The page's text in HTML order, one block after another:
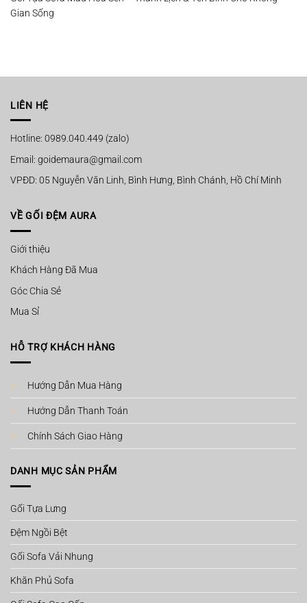
Gian Sống
LIÊN HỆ
Hotline: 0989.040.449 (zalo)
Email: goidemaura@gmail.com
VPĐD: 05 Nguyễn Văn Linh, Bình Hưng, Bình Chánh, Hồ Chí Minh
VỀ GỐI ĐỆM AURA
Giới thiệu
Khách Hàng Đã Mua
Góc Chia Sẻ
Mua Sỉ
HỖ TRỢ KHÁCH HÀNG
Hướng Dẫn Mua Hàng
Hướng Dẫn Thanh Toán
Chính Sách Giao Hàng
DANH MỤC SẢN PHẨM
Gối Tựa Lưng
Đệm Ngồi Bệt
Gối Sofa Vải Nhung
Khăn Phủ Sofa